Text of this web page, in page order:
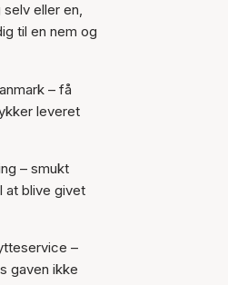
eller en,
til en nem og
– få
leveret
– smukt
at blive givet
–
gaven ikke